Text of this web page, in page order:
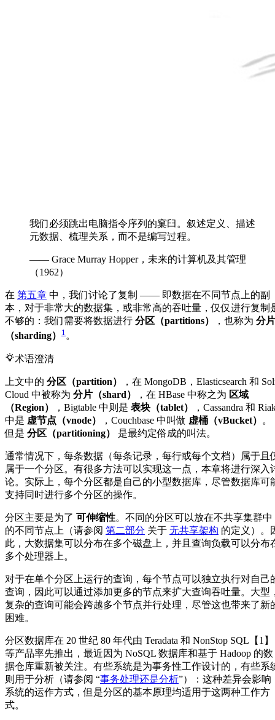
我们必须跳出电脑指令序列的窠臼。叙述定义、描述
元数据、梳理关系，而不是编写过程。
—— Grace Murray Hopper，未来的计算机及其管理
（1962）
在 第五章 中，我们讨论了复制 —— 即数据在不同节点上的副
本，对于非常大的数据集，或非常高的吞吐量，仅仅进行复制
不够的：我们需要将数据进行 分区（partitions） ，也称为 分片
（sharding）
1 。
术语澄清
上文中的 分区（partition）
，在 MongoDB，Elasticsearch 和
Cloud 中被称为 分片（shard） ，在 HBase 中称之为 区域
（Region）
，Bigtable 中则是 表块（tablet）
，Cassandra 和
中是 虚节点（vnode） ，Couchbase 中叫做 虚桶（vBucket）
。
但是 分区（partitioning） 是最约定俗成的叫法。
通常情况下，每条数据（每条记录，每行或每个文档）属于且
属于一个分区。有很多方法可以实现这一点，本章将进行深入
论。实际上，每个分区都是自己的小型数据库，尽管数据库可
支持同时进行多个分区的操作。
分区主要是为了 可伸缩性。不同的分区可以放在不共享集群中
的不同节点上（请参阅 第二部分 关于 无共享架构 的定义）。
此，大数据集可以分布在多个磁盘上，并且查询负载可以分布
多个处理器上。
对于在单个分区上运行的查询，每个节点可以独立执行对自己
查询，因此可以通过添加更多的节点来扩大查询吞吐量。大型
复杂的查询可能会跨越多个节点并行处理，尽管这也带来了新
困难。
分区数据库在 20 世纪 80 年代由 Teradata 和 NonStop SQL【1】
等产品率先推出，最近因为 NoSQL 数据库和基于 Hadoop 的数
据仓库重新被关注。有些系统是为事务性工作设计的，有些系
则用于分析（请参阅 “事务处理还是分析”）：这种差异会影响
系统的运作方式，但是分区的基本原理均适用于这两种工作方
式。